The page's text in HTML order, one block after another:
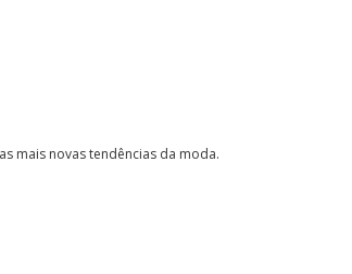
mais novas tendências da moda.